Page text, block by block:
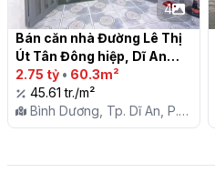
4
Bán căn nhà Đường Lê Thị
Út Tân Đông hiệp, Dĩ An
2.75 tỷ • 60.3m²
45.61 tr./m²
Bình Dương, Tp. Dĩ An, P.
Tân Đông Hiệp